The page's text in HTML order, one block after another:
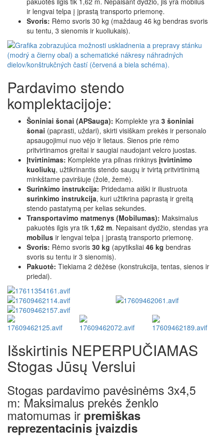
ir lengvai telpa į įprastą transporto priemonę.
Svoris: Rėmo svoris 30 kg (maždaug 46 kg bendras svoris
su tentu, 3 sienomis ir kuoliukais).
Pardavimo stendo
komplektacijoje:
Šoniniai šonai (APSauga): Komplekte yra 3 šoniniai
šonai (paprasti, uždari), skirti visiškam prekės ir personalo
apsaugojimui nuo vėjo ir lietaus. Sienos prie rėmo
pritvirtinamos greitai ir saugiai naudojant velcro juostas.
Įtvirtinimas: Komplekte yra pilnas rinkinys įtvirtinimo
kuoliukų, užtikrinantis stendo saugų ir tvirtą pritvirtinimą
minkštame paviršiuje (žolė, žemė).
Surinkimo instrukcija: Pridedama aiški ir iliustruota
surinkimo instrukcija, kuri užtikrina paprastą ir greitą
stendo pastatymą per kelias sekundes.
Transportavimo matmenys (Mobilumas): Maksimalus
pakuotės ilgis yra tik 1,62 m. Nepaisant dydžio, stendas yra
mobilus ir lengvai telpa į įprastą transporto priemonę.
Svoris: Rėmo svoris 30 kg (apytiksliai 46 kg bendras
svoris su tentu ir 3 sienomis).
Pakuotė: Tiekiama 2 dėžėse (konstrukcija, tentas, sienos ir
priedai).
Išskirtinis NEPERPUČIAMAS
Stogas Jūsų Verslui
Stogas pardavimo pavėsinėms 3x4,5
m: Maksimalus prekės ženklo
matomumas ir premiškas
reprezentacinis įvaizdis